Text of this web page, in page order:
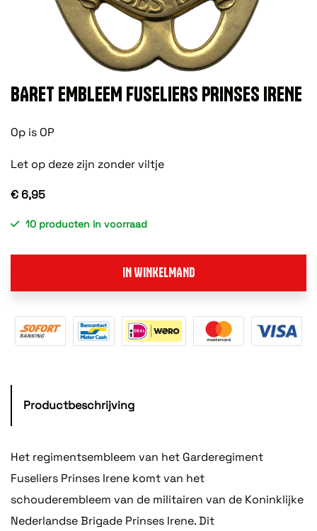
BARET EMBLEEM FUSELIERS PRINSES IRENE
Op is OP
Let op deze zijn zonder viltje
€ 6,95
10 producten in voorraad
IN WINKELMAND
Productbeschrijving
Het regimentsembleem van het Garderegiment
Fuseliers Prinses Irene komt van het
schouderembleem van de militairen van de Koninklijke
Nederlandse Brigade Prinses Irene. Dit